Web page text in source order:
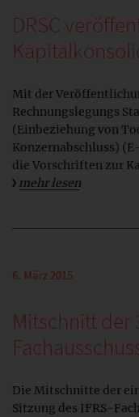
DRSC
Mit der
Rechnungslegungs
(Einbeziehung von
Konzernabschluss)
die Vorschriften zur
mehr lesen
6. März 2015
Mitschnitt der
Die Mitschnitte der
Sitzung des IFRS-